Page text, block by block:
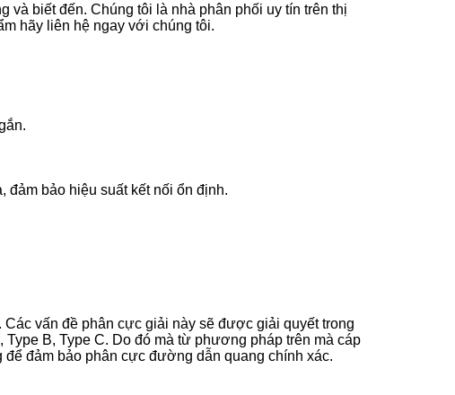
và biết đến. Chúng tôi là nhà phân phối uy tín trên thị
hãy liên hệ ngay với chúng tôi.
bảo hiệu suất kết nối ổn định.
vấn đề phân cực giải này sẽ được giải quyết trong
B, Type C. Do đó mà từ phương pháp trên mà cáp
đảm bảo phân cực đường dẫn quang chính xác.